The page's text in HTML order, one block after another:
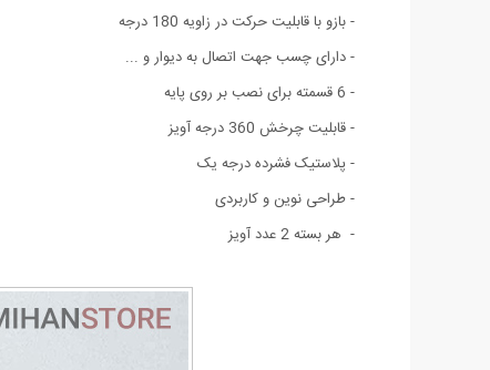
- بازو با قابلیت حرکت در زاویه 180 درجه
- دارای چسب جهت اتصال به دیوار و ...
- 6 قسمته برای نصب بر روی پایه
- قابلیت چرخش 360 درجه آویز
- پلاستیک فشرده درجه یک
- طراحی نوین و کاربردی
- هر بسته 2 عدد آویز